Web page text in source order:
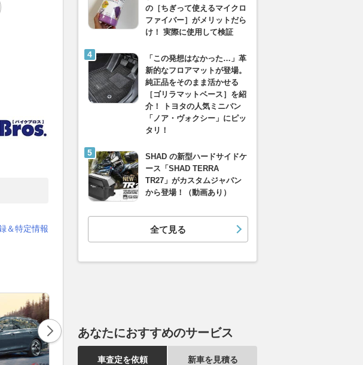
＆特定情報
の［ちぎって使えるマイクロ
ファイバー］がメリットだら
け！ 実際に使用して検証
「この発想はなかった…」革
新的なフロアマットが登場。
純正品をそのまま活かせる
［ゴリラマットベース］を紹
介！ トヨタの人気ミニバン
「ノア・ヴォクシー」にピッ
タリ！
SHAD の新型ハードサイドケ
ース「SHAD TERRA
TR27」がカスタムジャパン
から登場！（動画あり）
全て見る
あなたにおすすめのサービス
車査定を依頼 新車を見積る